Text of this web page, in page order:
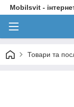
Mobilsvit -
Товари та